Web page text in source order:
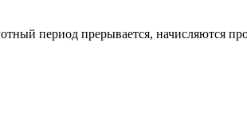
период прерывается, начисляются